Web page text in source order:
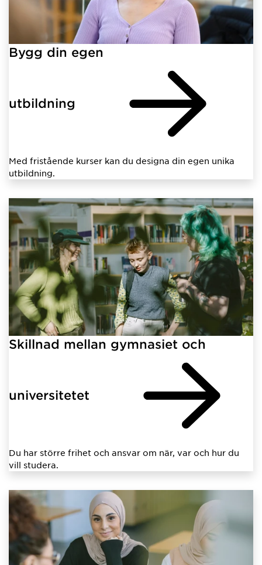
Bygg din egen
utbildning
Med fristående kurser kan du designa din egen unika
utbildning.
Skillnad mellan gymnasiet och
universitetet
Du har större frihet och ansvar om när, var och hur du
vill studera.